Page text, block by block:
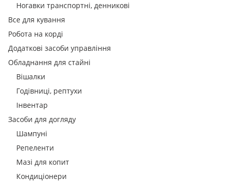
Ногавки транспортні, денникові
Все для кування
Робота на корді
Додаткові засоби управління
Обладнання для стайні
Вішалки
Годівниці, рептухи
Інвентар
Засоби для догляду
Шампуні
Репеленти
Мазі для копит
Кондиціонери